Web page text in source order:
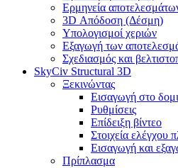
Ερμηνεία
3D Απόδοση (Δέσμη)
Υπολογισμοί χεριών
Εξαγωγή των
Σχεδιασμός και
SkyCiv Structural 3D
Ξεκινώντας
Εισαγωγή στο
Ρυθμίσεις
Επίδειξη βίντεο
Στοιχεία ελέγχου
Εισαγωγή και
Πρίπλασμα